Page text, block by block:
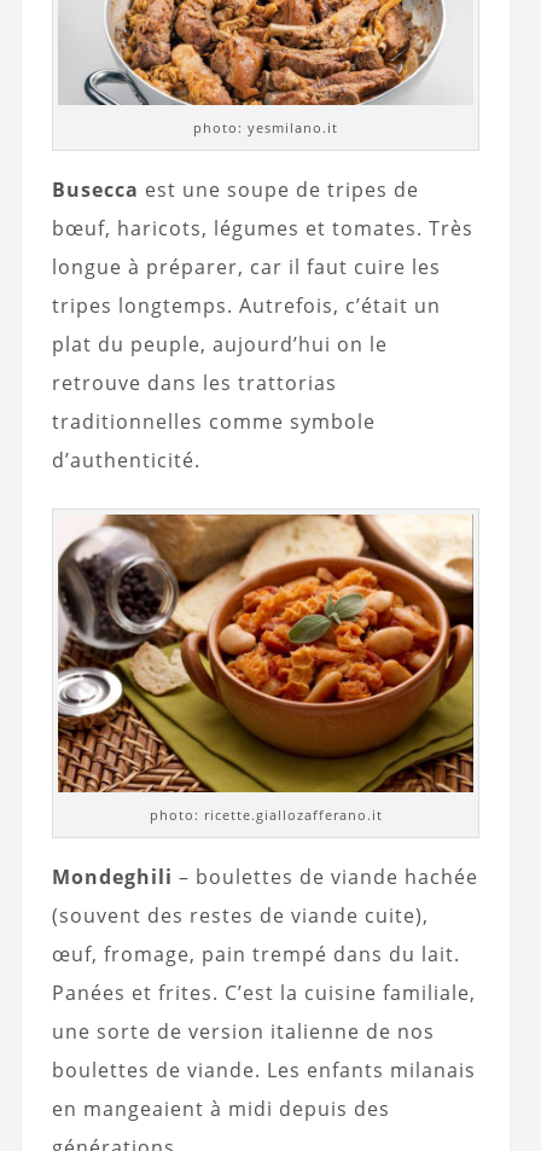
photo: yesmilano.it
Busecca est une soupe de tripes de
bœuf, haricots, légumes et tomates. Très
longue à préparer, car il faut cuire les
tripes longtemps. Autrefois, c’était un
plat du peuple, aujourd’hui on le
retrouve dans les trattorias
traditionnelles comme symbole
d’authenticité.
photo: ricette.giallozafferano.it
Mondeghili – boulettes de viande hachée
(souvent des restes de viande cuite),
œuf, fromage, pain trempé dans du lait.
Panées et frites. C’est la cuisine familiale,
une sorte de version italienne de nos
boulettes de viande. Les enfants milanais
en mangeaient à midi depuis des